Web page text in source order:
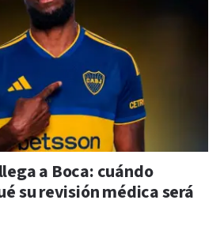
a Boca: cuándo
su revisión médica será